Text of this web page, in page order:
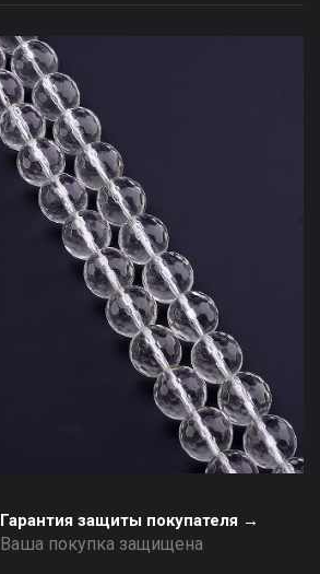
Гарантия защиты покупателя →
Ваша покупка защищена